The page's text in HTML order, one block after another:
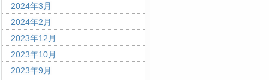
2024年3月
2024年2月
2023年12月
2023年10月
2023年9月